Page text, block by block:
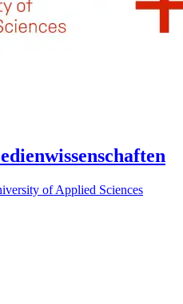
of Applied Sciences